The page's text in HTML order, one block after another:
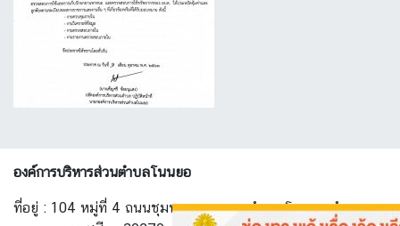
องค์การบริหารส่วนตำบลโนนยอ
ที่อยู่ : 104 หมู่ที่ 4 ถนนชุมพวง-ทางพาด ตำบล โนนยอ อำเภอ ชุ